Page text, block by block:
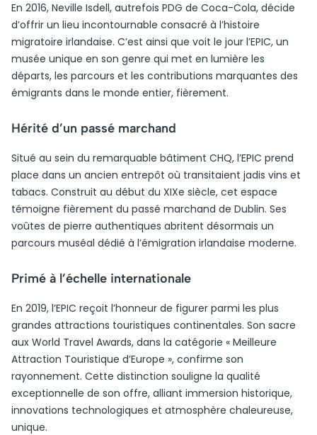
En 2016, Neville Isdell, autrefois PDG de Coca-Cola, décide
d’offrir un lieu incontournable consacré à l’histoire
migratoire irlandaise. C’est ainsi que voit le jour l’EPIC, un
musée unique en son genre qui met en lumière les
départs, les parcours et les contributions marquantes des
émigrants dans le monde entier, fièrement.
Hérité d’un passé marchand
Situé au sein du remarquable bâtiment CHQ, l’EPIC prend
place dans un ancien entrepôt où transitaient jadis vins et
tabacs. Construit au début du XIXe siècle, cet espace
témoigne fièrement du passé marchand de Dublin. Ses
voûtes de pierre authentiques abritent désormais un
parcours muséal dédié à l’émigration irlandaise moderne.
Primé à l’échelle internationale
En 2019, l’EPIC reçoit l’honneur de figurer parmi les plus
grandes attractions touristiques continentales. Son sacre
aux World Travel Awards, dans la catégorie « Meilleure
Attraction Touristique d’Europe », confirme son
rayonnement. Cette distinction souligne la qualité
exceptionnelle de son offre, alliant immersion historique,
innovations technologiques et atmosphère chaleureuse,
unique.